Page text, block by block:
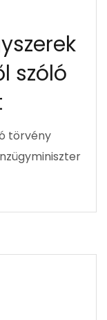
szóló
törvény